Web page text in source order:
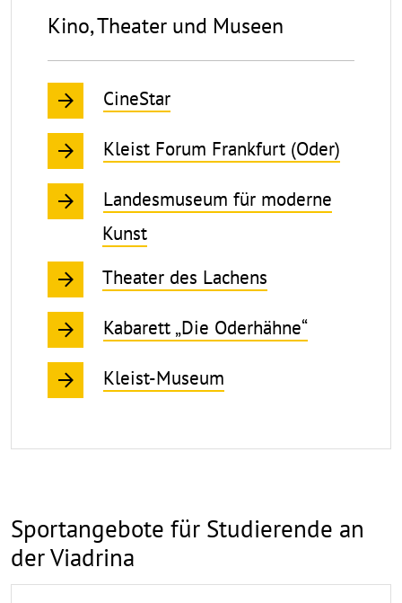
Kino, Theater und Museen
CineStar
Kleist Forum Frankfurt (Oder)
Landesmuseum für moderne
Kunst
Theater des Lachens
Kabarett „Die Oderhähne“
Kleist-Museum
Sportangebote für Studierende an
der Viadrina